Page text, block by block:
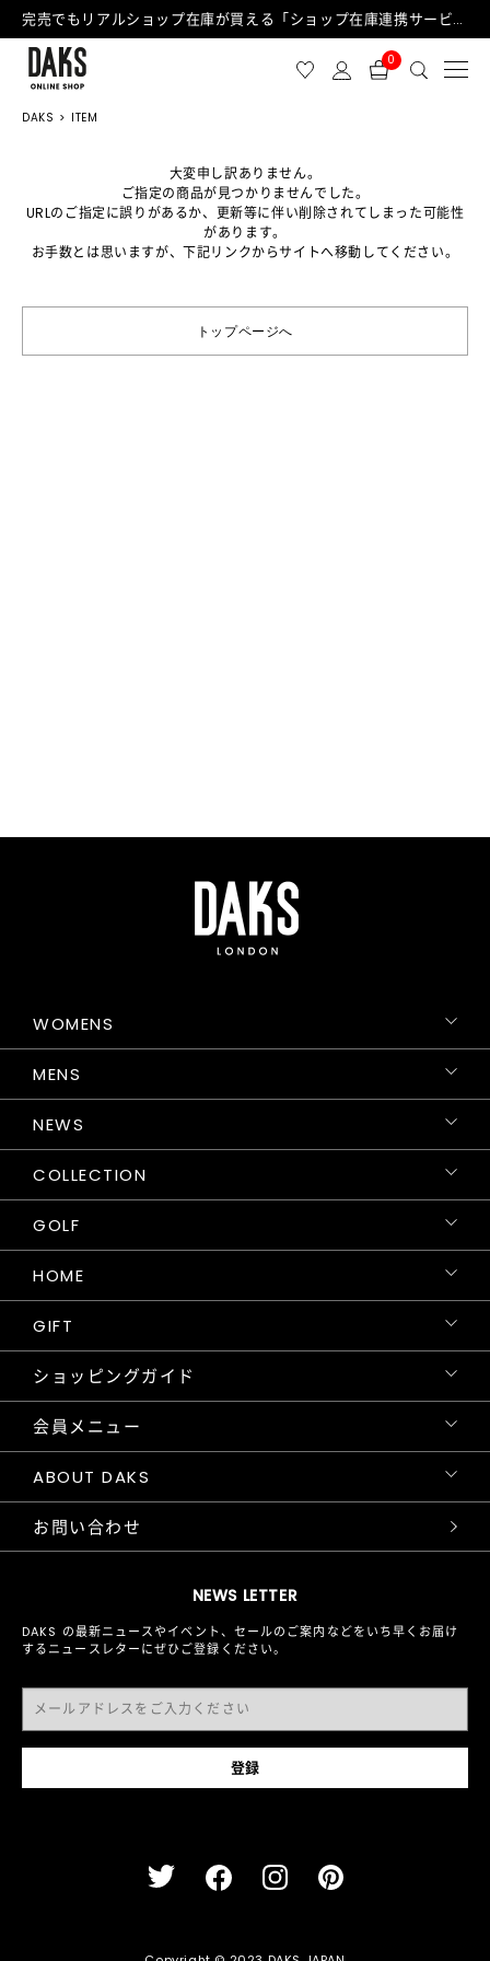
完売でもリアルショップ在庫が買える「ショップ在庫連携サービス」が日中もご利用可能になりました！
0
DAKS ITEM
大変申し訳ありません。
ご指定の商品が見つかりませんでした。
URLのご指定に誤りがあるか、更新等に伴い削除されてしまった可能性
があります。
お手数とは思いますが、下記リンクからサイトへ移動してください。
トップページへ
NEWS LETTER
DAKS の最新ニュースやイベント、セールのご案内などをいち早くお届け
するニュースレターにぜひご登録ください。
WOMENS
MENS
NEWS
COLLECTION
GOLF
HOME
GIFT
ショッピングガイド
会員メニュー
ABOUT DAKS
お問い合わせ